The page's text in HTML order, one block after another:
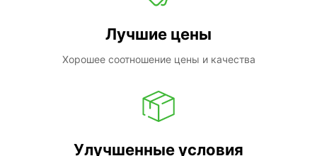
Лучшие цены
Хорошее соотношение цены и качества
Улучшенные условия